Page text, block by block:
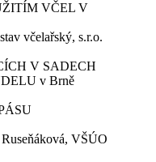
VČEL V
včelařský, s.r.o.
V SADECH
v Brně
VŠÚO